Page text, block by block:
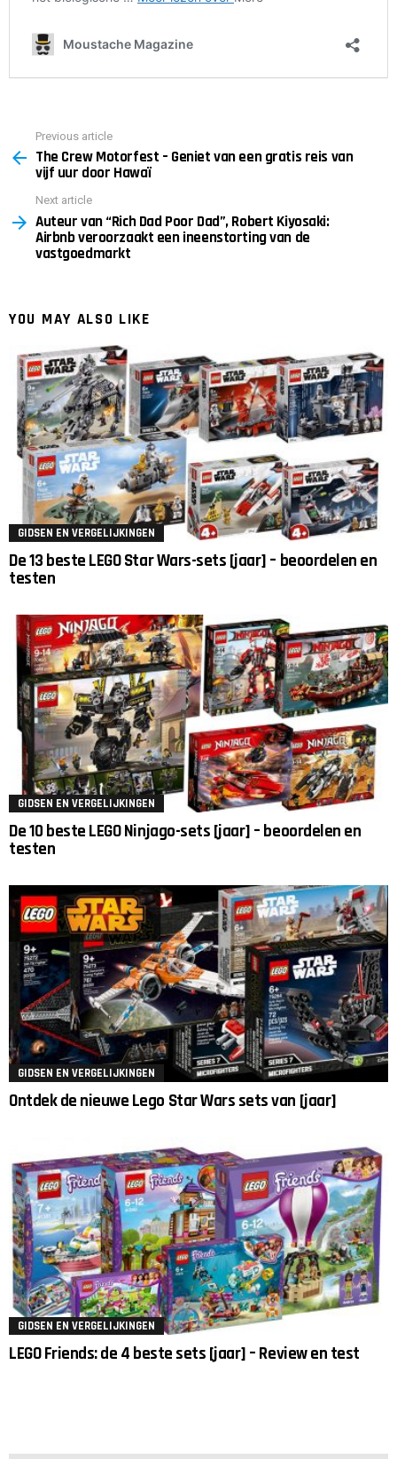
more
Previous article
The Crew Motorfest – Geniet van een gratis reis van
vijf uur door Hawaï
Next article
Auteur van “Rich Dad Poor Dad”, Robert Kiyosaki:
Airbnb veroorzaakt een ineenstorting van de
vastgoedmarkt
YOU MAY ALSO LIKE
GIDSEN EN VERGELIJKINGEN
De 13 beste LEGO Star Wars-sets [jaar] – beoordelen en
testen
GIDSEN EN VERGELIJKINGEN
De 10 beste LEGO Ninjago-sets [jaar] – beoordelen en
testen
GIDSEN EN VERGELIJKINGEN
Ontdek de nieuwe Lego Star Wars sets van [jaar]
GIDSEN EN VERGELIJKINGEN
LEGO Friends: de 4 beste sets [jaar] – Review en test